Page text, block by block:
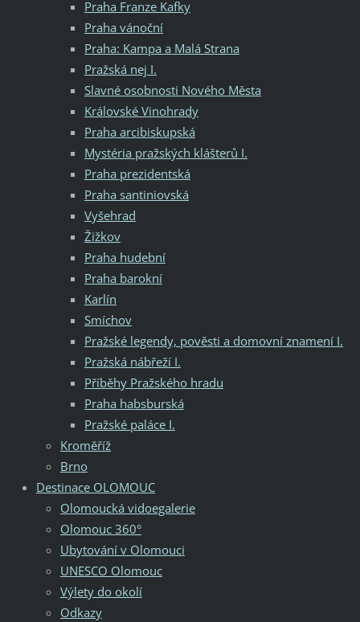
Praha Franze Kafky
Praha vánoční
Praha: Kampa a Malá Strana
Pražská nej I.
Slavné osobnosti Nového Města
Královské Vinohrady
Praha arcibiskupská
Mystéria pražských klášterů I.
Praha prezidentská
Praha santiniovská
Vyšehrad
Žižkov
Praha hudební
Praha barokní
Karlín
Smíchov
Pražské legendy, pověsti a domovní znamení I.
Pražská nábřeží I.
Příběhy Pražského hradu
Praha habsburská
Pražské paláce I.
Kroměříž
Brno
Destinace OLOMOUC
Olomoucká vidoegalerie
Olomouc 360°
Ubytování v Olomouci
UNESCO Olomouc
Výlety do okolí
Odkazy